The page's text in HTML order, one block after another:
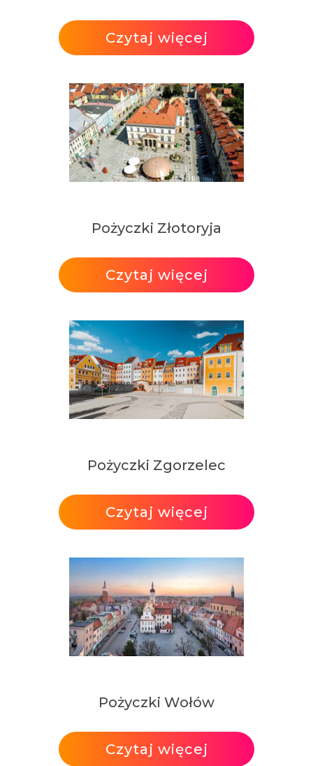
Czytaj więcej
Pożyczki Złotoryja
Czytaj więcej
Pożyczki Zgorzelec
Czytaj więcej
Pożyczki Wołów
Czytaj więcej